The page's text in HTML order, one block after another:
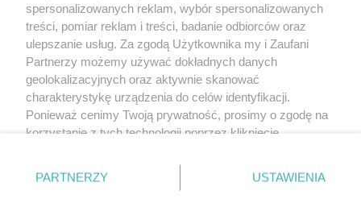
O nas
spersonalizowanych reklam, wybór spersonalizowanych
treści, pomiar reklam i treści, badanie odbiorców oraz
ulepszanie usług. Za zgodą Użytkownika my i Zaufani
Partnerzy możemy używać dokładnych danych
geolokalizacyjnych oraz aktywnie skanować
charakterystykę urządzenia do celów identyfikacji.
Ponieważ cenimy Twoją prywatność, prosimy o zgodę na
korzystanie z tych technologii poprzez kliknięcie
zmienić/wycofać klikając przycisk ustawień prywatności
znajdujący się w lewym dolnym rogu strony
PARTNERZY USTAWIENIA